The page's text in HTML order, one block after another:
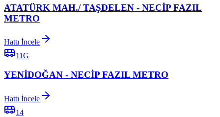
ATATÜRK MAH./ TAŞDELEN - NECİP FAZIL
METRO
Hattı İncele
11G
YENİDOĞAN - NECİP FAZIL METRO
Hattı İncele
14